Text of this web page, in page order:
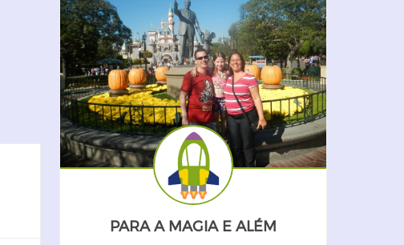
PARA A MAGIA E ALÉM